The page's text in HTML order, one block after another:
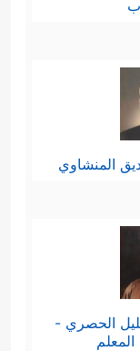
المنشاوي
الحصري -